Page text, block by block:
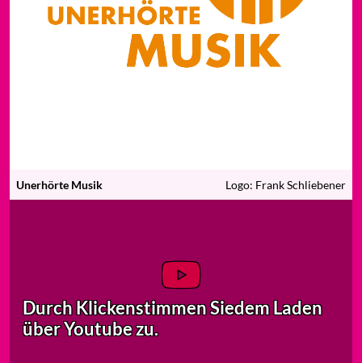
Unerhörte Musik Logo: Frank Schliebener
Durch Klickenstimmen Siedem Laden
über Youtube zu.